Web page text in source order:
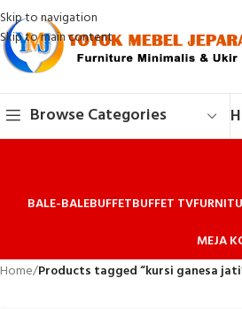
Skip to navigation
Skip to main content
Browse Categories
BALE-BALEBUFFETBUFFET TV
MEJA
Home/Products tagged “kursi ganesa